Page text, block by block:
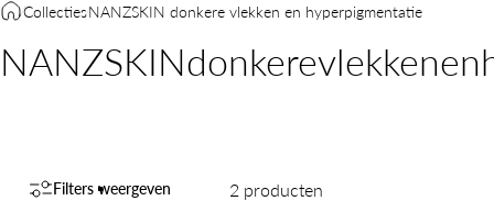
CollectiesNANZSKIN donkere vlekken en hyperpigmentatie
NANZSKINdonkerevlekkenen
Filters weergeven 2 producten